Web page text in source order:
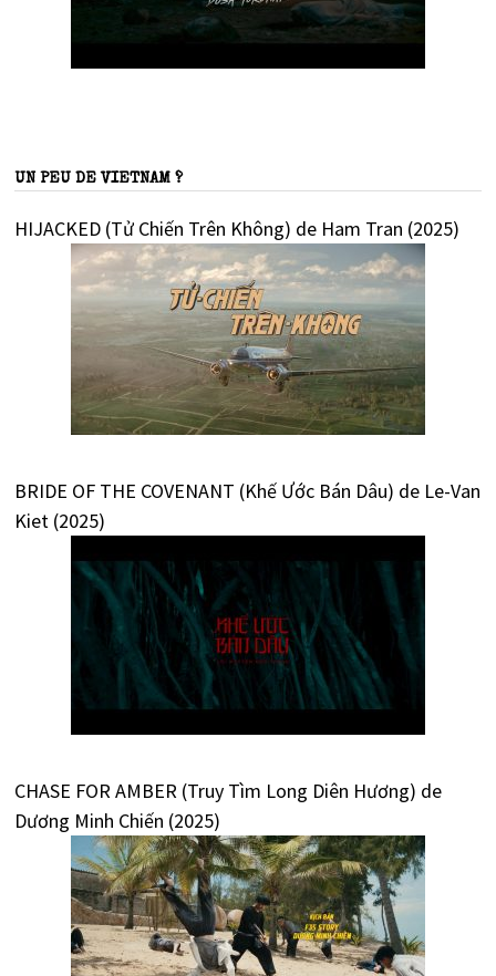
UN PEU DE VIETNAM ?
HIJACKED (Tử Chiến Trên Không) de Ham Tran (2025)
BRIDE OF THE COVENANT (Khế Ước Bán Dâu) de Le-Van
Kiet (2025)
CHASE FOR AMBER (Truy Tìm Long Diên Hương) de
Dương Minh Chiến (2025)